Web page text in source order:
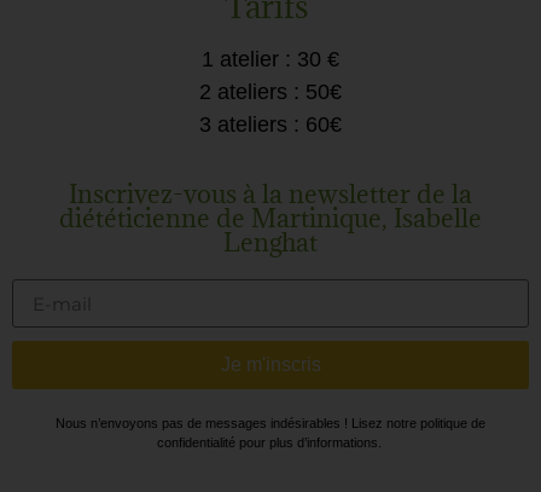
1 atelier : 30 €
2 ateliers : 50€
3 ateliers : 60€
Inscrivez-vous à la newsletter de la
diététicienne de Martinique, Isabelle
Lenghat
Je m'inscris
Nous n’envoyons pas de messages indésirables ! Lisez notre politique de
confidentialité pour plus d’informations.